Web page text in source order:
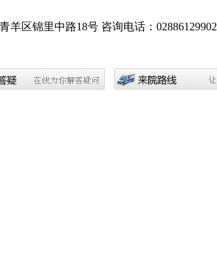
羊区锦里中路18号 咨询电话：02886129902